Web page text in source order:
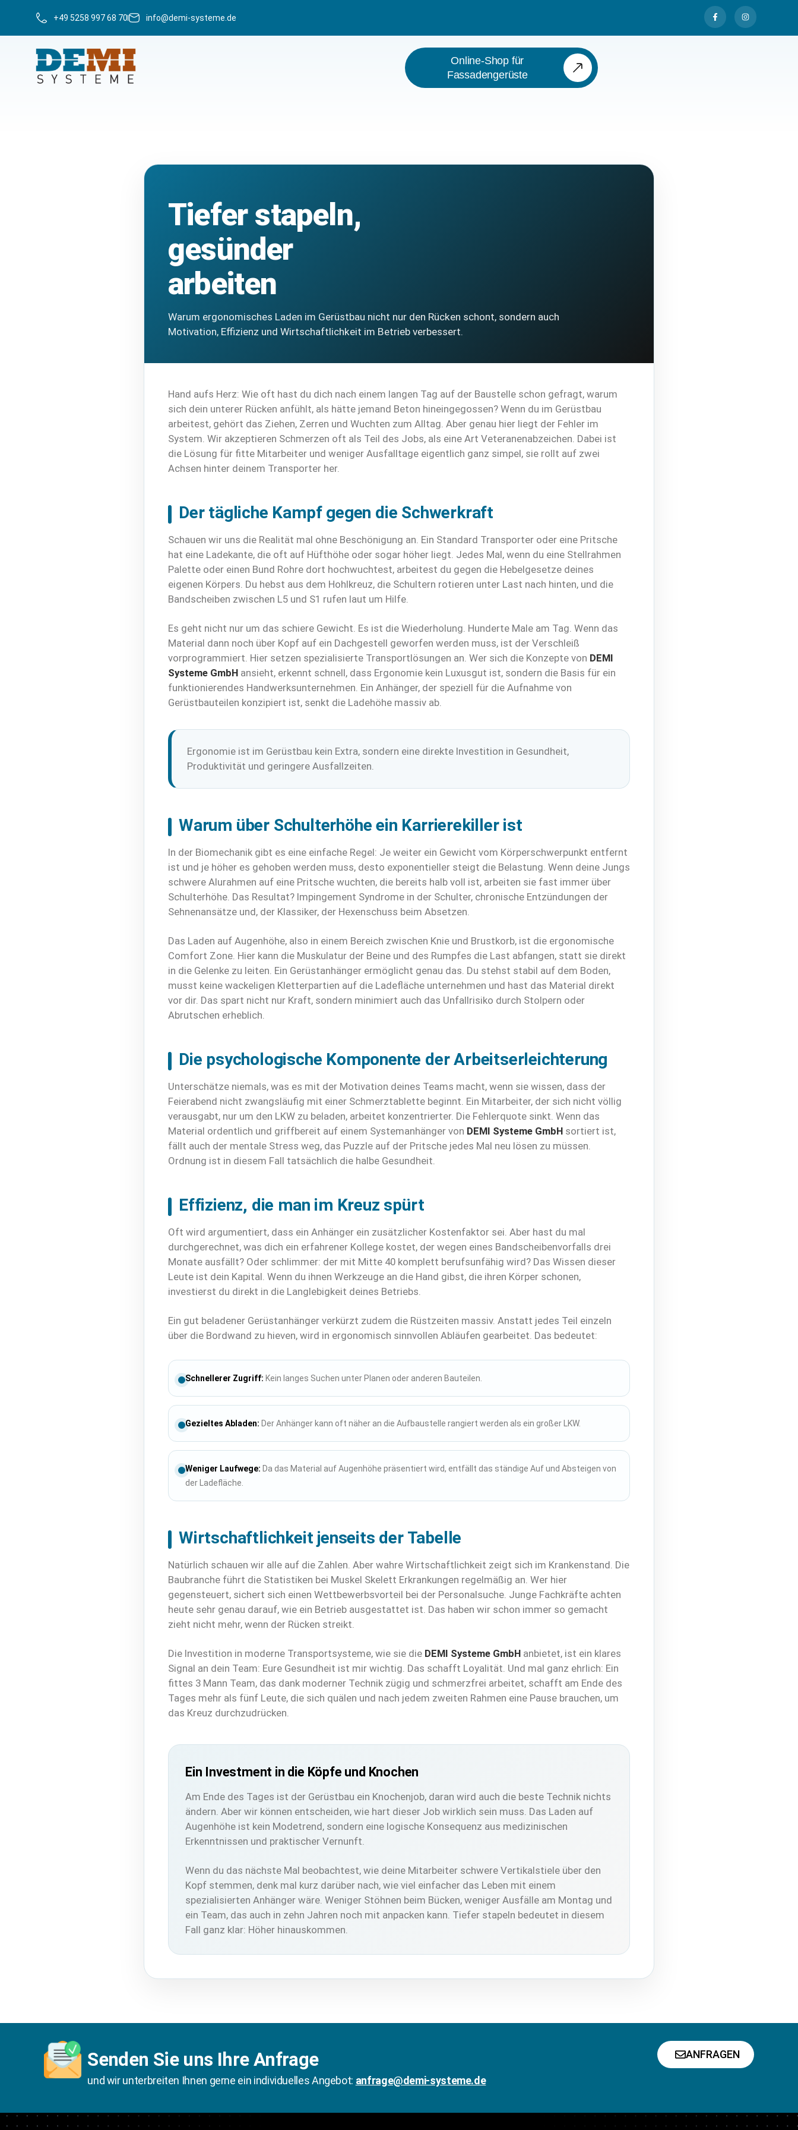
+49 5258 997 68 70 info@demi-systeme.de
Online-Shop für
Fassadengerüste
Tiefer stapeln,
gesünder
arbeiten
Warum ergonomisches Laden im Gerüstbau nicht nur den Rücken schont, sondern auch
Motivation, Effizienz und Wirtschaftlichkeit im Betrieb verbessert.
Hand aufs Herz: Wie oft hast du dich nach einem langen Tag auf der Baustelle schon gefragt, warum
sich dein unterer Rücken anfühlt, als hätte jemand Beton hineingegossen? Wenn du im Gerüstbau
arbeitest, gehört das Ziehen, Zerren und Wuchten zum Alltag. Aber genau hier liegt der Fehler im
System. Wir akzeptieren Schmerzen oft als Teil des Jobs, als eine Art Veteranenabzeichen. Dabei ist
die Lösung für fitte Mitarbeiter und weniger Ausfalltage eigentlich ganz simpel, sie rollt auf zwei
Achsen hinter deinem Transporter her.
Der tägliche Kampf gegen die Schwerkraft
Schauen wir uns die Realität mal ohne Beschönigung an. Ein Standard Transporter oder eine Pritsche
hat eine Ladekante, die oft auf Hüfthöhe oder sogar höher liegt. Jedes Mal, wenn du eine Stellrahmen
Palette oder einen Bund Rohre dort hochwuchtest, arbeitest du gegen die Hebelgesetze deines
eigenen Körpers. Du hebst aus dem Hohlkreuz, die Schultern rotieren unter Last nach hinten, und die
Bandscheiben zwischen L5 und S1 rufen laut um Hilfe.
Es geht nicht nur um das schiere Gewicht. Es ist die Wiederholung. Hunderte Male am Tag. Wenn das
Material dann noch über Kopf auf ein Dachgestell geworfen werden muss, ist der Verschleiß
vorprogrammiert. Hier setzen spezialisierte Transportlösungen an. Wer sich die Konzepte von DEMI
Systeme GmbH ansieht, erkennt schnell, dass Ergonomie kein Luxusgut ist, sondern die Basis für ein
funktionierendes Handwerksunternehmen. Ein Anhänger, der speziell für die Aufnahme von
Gerüstbauteilen konzipiert ist, senkt die Ladehöhe massiv ab.
Ergonomie ist im Gerüstbau kein Extra, sondern eine direkte Investition in Gesundheit,
Produktivität und geringere Ausfallzeiten.
Warum über Schulterhöhe ein Karrierekiller ist
In der Biomechanik gibt es eine einfache Regel: Je weiter ein Gewicht vom Körperschwerpunkt entfernt
ist und je höher es gehoben werden muss, desto exponentieller steigt die Belastung. Wenn deine Jungs
schwere Alurahmen auf eine Pritsche wuchten, die bereits halb voll ist, arbeiten sie fast immer über
Schulterhöhe. Das Resultat? Impingement Syndrome in der Schulter, chronische Entzündungen der
Sehnenansätze und, der Klassiker, der Hexenschuss beim Absetzen.
Das Laden auf Augenhöhe, also in einem Bereich zwischen Knie und Brustkorb, ist die ergonomische
Comfort Zone. Hier kann die Muskulatur der Beine und des Rumpfes die Last abfangen, statt sie direkt
in die Gelenke zu leiten. Ein Gerüstanhänger ermöglicht genau das. Du stehst stabil auf dem Boden,
musst keine wackeligen Kletterpartien auf die Ladefläche unternehmen und hast das Material direkt
vor dir. Das spart nicht nur Kraft, sondern minimiert auch das Unfallrisiko durch Stolpern oder
Abrutschen erheblich.
Die psychologische Komponente der Arbeitserleichterung
Unterschätze niemals, was es mit der Motivation deines Teams macht, wenn sie wissen, dass der
Feierabend nicht zwangsläufig mit einer Schmerztablette beginnt. Ein Mitarbeiter, der sich nicht völlig
verausgabt, nur um den LKW zu beladen, arbeitet konzentrierter. Die Fehlerquote sinkt. Wenn das
Material ordentlich und griffbereit auf einem Systemanhänger von DEMI Systeme GmbH sortiert ist,
fällt auch der mentale Stress weg, das Puzzle auf der Pritsche jedes Mal neu lösen zu müssen.
Ordnung ist in diesem Fall tatsächlich die halbe Gesundheit.
Effizienz, die man im Kreuz spürt
Oft wird argumentiert, dass ein Anhänger ein zusätzlicher Kostenfaktor sei. Aber hast du mal
durchgerechnet, was dich ein erfahrener Kollege kostet, der wegen eines Bandscheibenvorfalls drei
Monate ausfällt? Oder schlimmer: der mit Mitte 40 komplett berufsunfähig wird? Das Wissen dieser
Leute ist dein Kapital. Wenn du ihnen Werkzeuge an die Hand gibst, die ihren Körper schonen,
investierst du direkt in die Langlebigkeit deines Betriebs.
Ein gut beladener Gerüstanhänger verkürzt zudem die Rüstzeiten massiv. Anstatt jedes Teil einzeln
über die Bordwand zu hieven, wird in ergonomisch sinnvollen Abläufen gearbeitet. Das bedeutet:
Schnellerer Zugriff: Kein langes Suchen unter Planen oder anderen Bauteilen.
Gezieltes Abladen: Der Anhänger kann oft näher an die Aufbaustelle rangiert werden als ein großer LKW.
Weniger Laufwege: Da das Material auf Augenhöhe präsentiert wird, entfällt das ständige Auf und Absteigen von
der Ladefläche.
Wirtschaftlichkeit jenseits der Tabelle
Natürlich schauen wir alle auf die Zahlen. Aber wahre Wirtschaftlichkeit zeigt sich im Krankenstand. Die
Baubranche führt die Statistiken bei Muskel Skelett Erkrankungen regelmäßig an. Wer hier
gegensteuert, sichert sich einen Wettbewerbsvorteil bei der Personalsuche. Junge Fachkräfte achten
heute sehr genau darauf, wie ein Betrieb ausgestattet ist. Das haben wir schon immer so gemacht
zieht nicht mehr, wenn der Rücken streikt.
Die Investition in moderne Transportsysteme, wie sie die DEMI Systeme GmbH anbietet, ist ein klares
Signal an dein Team: Eure Gesundheit ist mir wichtig. Das schafft Loyalität. Und mal ganz ehrlich: Ein
fittes 3 Mann Team, das dank moderner Technik zügig und schmerzfrei arbeitet, schafft am Ende des
Tages mehr als fünf Leute, die sich quälen und nach jedem zweiten Rahmen eine Pause brauchen, um
das Kreuz durchzudrücken.
Ein Investment in die Köpfe und Knochen
Am Ende des Tages ist der Gerüstbau ein Knochenjob, daran wird auch die beste Technik nichts
ändern. Aber wir können entscheiden, wie hart dieser Job wirklich sein muss. Das Laden auf
Augenhöhe ist kein Modetrend, sondern eine logische Konsequenz aus medizinischen
Erkenntnissen und praktischer Vernunft.
Wenn du das nächste Mal beobachtest, wie deine Mitarbeiter schwere Vertikalstiele über den
Kopf stemmen, denk mal kurz darüber nach, wie viel einfacher das Leben mit einem
spezialisierten Anhänger wäre. Weniger Stöhnen beim Bücken, weniger Ausfälle am Montag und
ein Team, das auch in zehn Jahren noch mit anpacken kann. Tiefer stapeln bedeutet in diesem
Fall ganz klar: Höher hinauskommen.
ANFRAGEN
Senden Sie uns Ihre Anfrage
und wir unterbreiten Ihnen gerne ein individuelles Angebot: anfrage@demi-systeme.de